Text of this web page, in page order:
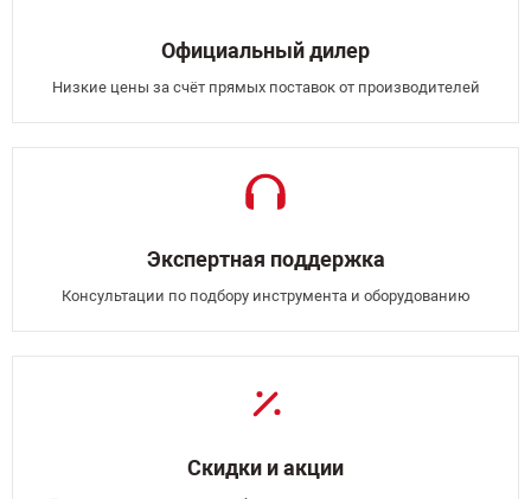
Официальный дилер
Низкие цены за счёт прямых поставок от производителей
Экспертная поддержка
Консультации по подбору инструмента и оборудованию
Скидки и акции